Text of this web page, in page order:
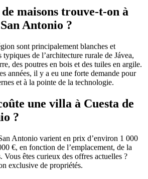
maisons trouve-t-on à
Antonio ?
sont principalement blanches et
typiques de l’architecture rurale de Jávea,
des poutres en bois et des tuiles en argile.
années, il y a eu une forte demande pour
et à la pointe de la technologie.
une villa à Cuesta de
?
Antonio varient en prix d’environ 1 000
€, en fonction de l’emplacement, de la
Vous êtes curieux des offres actuelles ?
exclusive de propriétés.